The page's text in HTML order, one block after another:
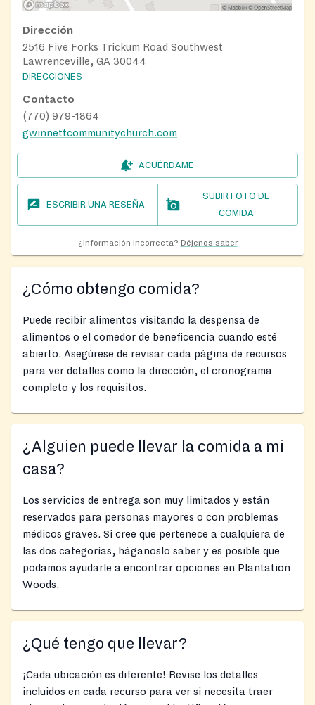
Dirección
2516 Five Forks Trickum Road Southwest
Lawrenceville, GA 30044
DIRECCIONES
Contacto
(770) 979-1864
gwinnettcommunitychurch.com
ACUÉRDAME
ESCRIBIR UNA RESEÑA
SUBIR FOTO DE
COMIDA
¿Información incorrecta? Déjenos saber
¿Cómo obtengo comida?
Puede recibir alimentos visitando la despensa de
alimentos o el comedor de beneficencia cuando esté
abierto. Asegúrese de revisar cada página de recursos
para ver detalles como la dirección, el cronograma
completo y los requisitos.
¿Alguien puede llevar la comida a mi
casa?
Los servicios de entrega son muy limitados y están
reservados para personas mayores o con problemas
médicos graves. Si cree que pertenece a cualquiera de
las dos categorías, háganoslo saber y es posible que
podamos ayudarle a encontrar opciones en Plantation
Woods.
¿Qué tengo que llevar?
¡Cada ubicación es diferente! Revise los detalles
incluidos en cada recurso para ver si necesita traer